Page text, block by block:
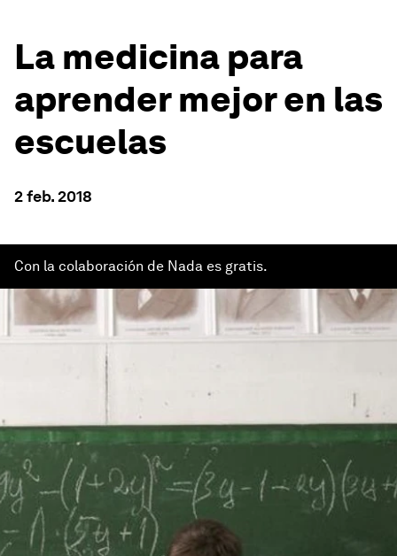
La medicina para
aprender mejor en las
escuelas
2 feb. 2018
Con la colaboración de Nada es gratis.